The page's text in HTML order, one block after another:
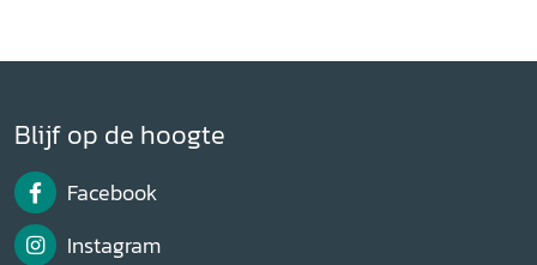
Blijf op de hoogte
Facebook
Instagram